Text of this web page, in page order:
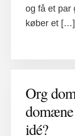
og få et par
køber et […]
Org
idé?